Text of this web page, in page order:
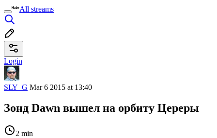
All streams
Login
SLY_G Mar 6 2015 at 13:40
Зонд Dawn вышел на орбиту Цереры
2 min